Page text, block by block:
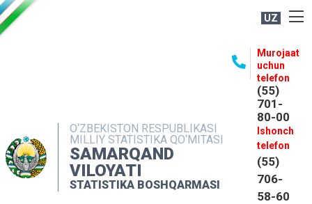
UZ
O‘ZBEKISTON RESPUBLIKASI
MILLIY STATISTIKA QO‘MITASI
SAMARQAND
VILOYATI
STATISTIKA BOSHQARMASI
Murojaat
uchun
telefon
(55)
701-
80-00
Ishonch
telefon
(55)
706-
58-60
MATBUOT XIZMATI
MUROJAATLAR
KONTAKTLAR